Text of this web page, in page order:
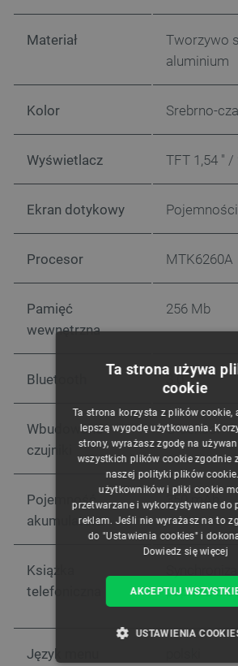
Materiał
Tworzywo
aluminium
Kolor Srebrno-
Wyświetlacz TFT 1,54 ''
Ekran dotykowy
Procesor MTK6260A
Pamięć
wewnętrzna
256 Mb
Bluetooth 3.0
Wbudowane
czujniki
G-sensor
Pojemność
akumulatora
350 mAh
Książka
telefoniczna
poprzez
Język menu
Ta strona używa
cookie
Ta strona korzysta z plików cookie,
lepszą wygodę użytkowania.
strony, wyrażasz zgodę na
wszystkich plików cookie zgodnie
naszej polityki plików
użytkowników i pliki cookie
przetwarzane i wykorzystywane do
reklam. Jeśli nie wyrażasz na to
do "Ustawienia cookies" i
Dowiedz się więcej
AKCEPTUJ
USTAWIENIA